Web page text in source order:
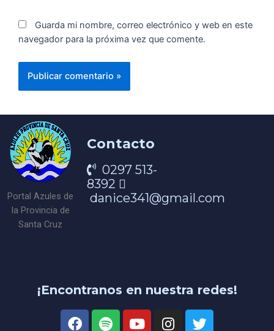
Guarda mi nombre, correo electrónico y web en este
navegador para la próxima vez que comente.
Portal Azules de
la Provincia de
Santa Cruz
Contacto
0297 513-
8392
danice341@gmail.com
¡Encontranos en nuestra redes!